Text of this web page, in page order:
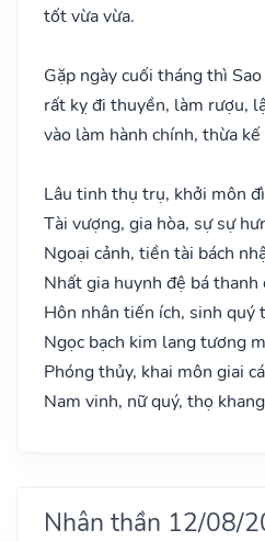
tốt vừa vừa.
Gặp ngày cuối tháng thì
rất kỵ đi thuyền, làm rượu,
vào làm hành chính, thừa
Lâu tinh thụ trụ, khởi môn
Tài vượng, gia hòa, sự sự
Ngoại cảnh, tiền tài bách
Nhất gia huynh đệ bá thanh
Hôn nhân tiến ích, sinh quý
Ngọc bạch kim lang tương
Phóng thủy, khai môn giai
Nam vinh, nữ quý, thọ
Nhân thần 12/08/